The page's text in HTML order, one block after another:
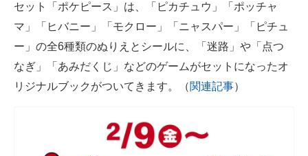
セット「ポケピース」は、「ピカチュウ」「ポッチャ
マ」「ヒバニー」「モクロー」「ニャスパー」「ピチュ
ー」の全6種類のぬりえとシールに、「迷路」や「点つ
なぎ」「あみだくじ」などのゲームがセットになったオ
リジナルブックがついてきます。（関連記事）